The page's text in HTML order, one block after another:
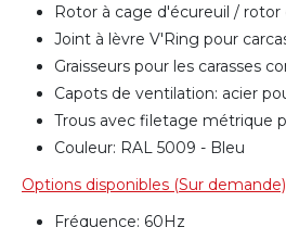
Rotor à cage d'écureuil /
Joint à lèvre V'Ring pour
Graisseurs pour les carasses
Capots de ventilation: acier
Trous avec filetage métrique
Couleur: RAL 5009 - Bleu
Options disponibles (Sur demande)
Fréquence: 60Hz